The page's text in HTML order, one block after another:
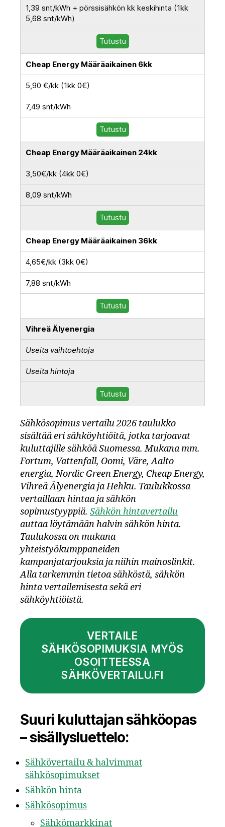
1,39 snt/kWh + pörssisähkön kk keskihinta (1kk
5,68 snt/kWh)
Tutustu
Cheap Energy Määräaikainen 6kk
5,90 €/kk (1kk 0€)
7,49 snt/kWh
Tutustu
Cheap Energy Määräaikainen 24kk
3,50€/kk (4kk 0€)
8,09 snt/kWh
Tutustu
Cheap Energy Määräaikainen 36kk
4,65€/kk (3kk 0€)
7,88 snt/kWh
Tutustu
Vihreä Älyenergia
Useita vaihtoehtoja
Useita hintoja
Tutustu
Sähkösopimus vertailu 2026 taulukko
sisältää eri sähköyhtiöitä, jotka tarjoavat
kuluttajille sähköä Suomessa. Mukana mm.
Fortum, Vattenfall, Oomi, Väre, Aalto
energia, Nordic Green Energy, Cheap Energy,
Vihreä Älyenergia ja Hehku. Taulukkossa
vertaillaan hintaa ja sähkön
sopimustyyppiä. Sähkön hintavertailu
auttaa löytämään halvin sähkön hinta.
Taulukossa on mukana
yhteistyökumppaneiden
kampanjatarjouksia ja niihin mainoslinkit.
Alla tarkemmin tietoa sähköstä, sähkön
hinta vertailemisesta sekä eri
sähköyhtiöistä.
VERTAILE
SÄHKÖSOPIMUKSIA MYÖS
OSOITTEESSA
SÄHKÖVERTAILU.FI
Suuri kuluttajan sähköopas
– sisällysluettelo:
Sähkövertailu & halvimmat
sähkösopimukset
Sähkön hinta
Sähkösopimus
Sähkömarkkinat